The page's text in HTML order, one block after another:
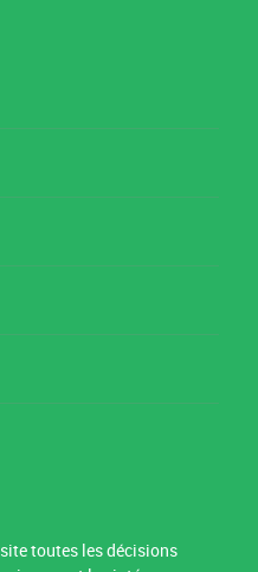
toutes les décisions